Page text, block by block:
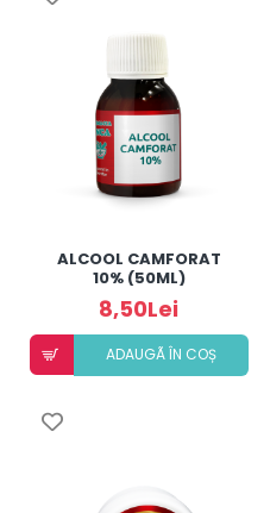
ALCOOL CAMFORAT
10% (50ML)
8,50Lei
ADAUGÃ ÎN COȘ